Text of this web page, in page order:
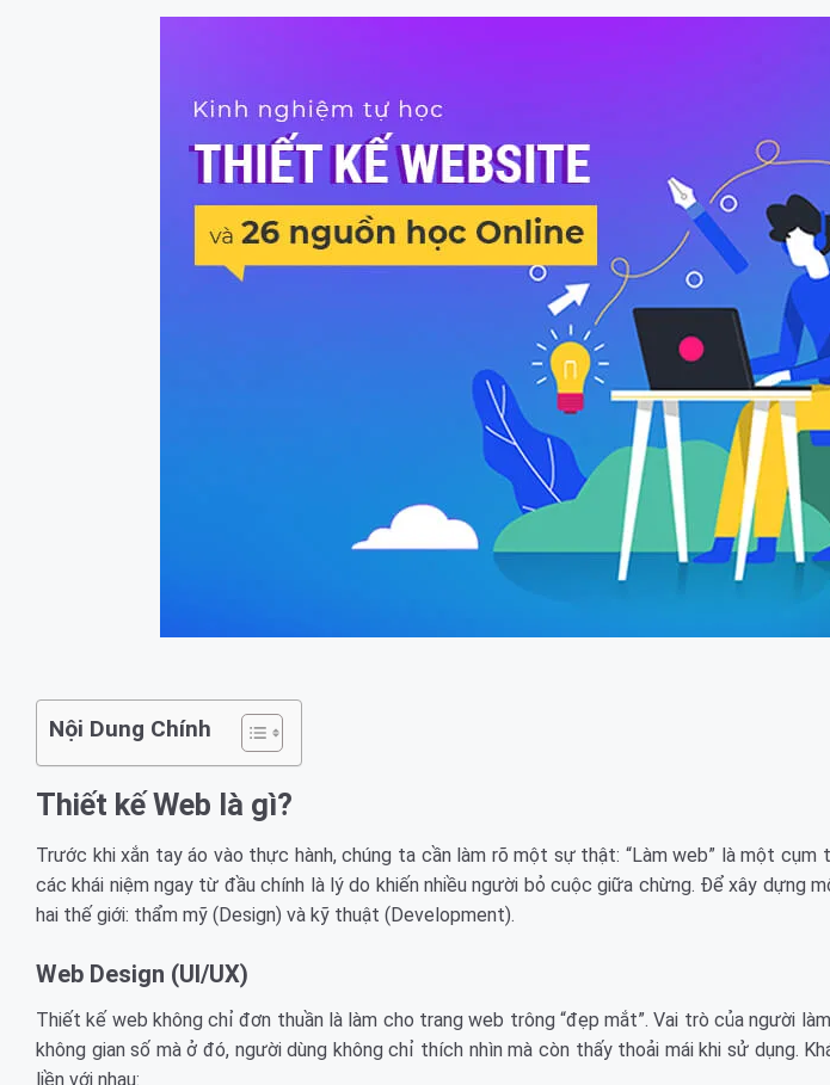
Nội Dung Chính
Thiết kế Web là gì?
Trước khi xắn tay áo vào thực hành, chúng ta cần làm rõ một sự thật: “Làm web” là một cụm
các khái niệm ngay từ đầu chính là lý do khiến nhiều người bỏ cuộc giữa chừng. Để xây dựng
hai thế giới: thẩm mỹ (Design) và kỹ thuật (Development).
Web Design (UI/UX)
Thiết kế web không chỉ đơn thuần là làm cho trang web trông “đẹp mắt”. Vai trò của người
không gian số mà ở đó, người dùng không chỉ thích nhìn mà còn thấy thoải mái khi sử dụng.
liền với nhau: